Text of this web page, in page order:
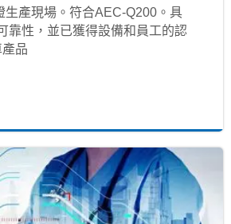
生產現場。符合AEC-Q200。具
靠性，並已獲得設備和員工的認
品